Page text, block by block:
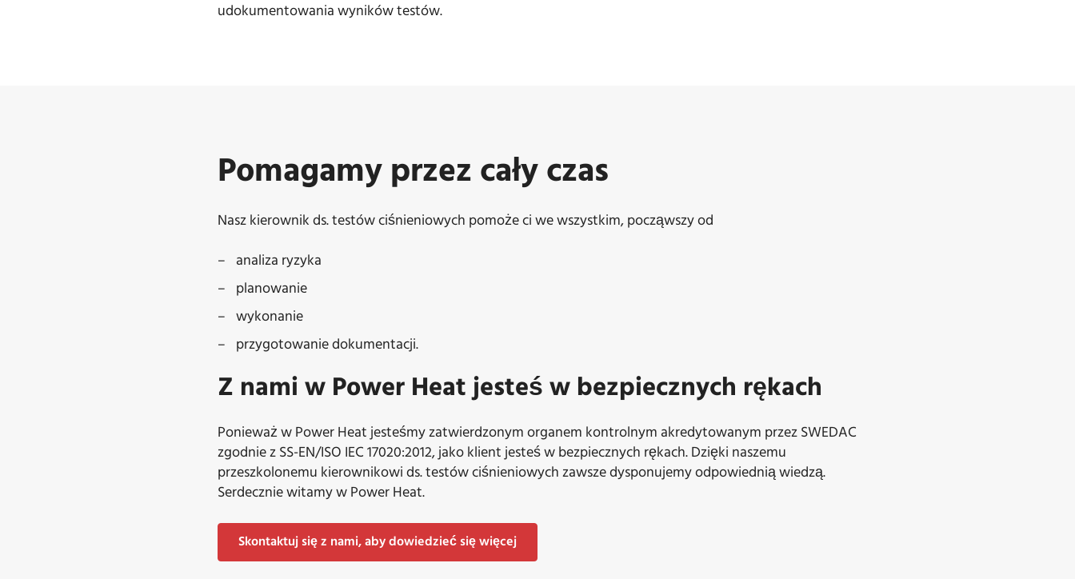
udokumentowania wyników testów.
Pomagamy przez cały czas
Nasz kierownik ds. testów ciśnieniowych pomoże ci we wszystkim, począwszy od
analiza ryzyka
planowanie
wykonanie
przygotowanie dokumentacji.
Z nami w Power Heat jesteś w bezpiecznych rękach
Ponieważ w Power Heat jesteśmy zatwierdzonym organem kontrolnym akredytowanym przez SWEDAC
zgodnie z SS-EN/ISO IEC 17020:2012, jako klient jesteś w bezpiecznych rękach. Dzięki naszemu
przeszkolonemu kierownikowi ds. testów ciśnieniowych zawsze dysponujemy odpowiednią wiedzą.
Serdecznie witamy w Power Heat.
Skontaktuj się z nami, aby dowiedzieć się więcej